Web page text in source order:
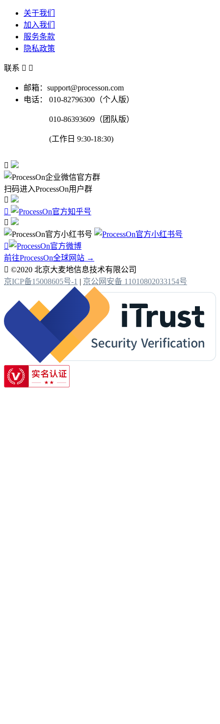
关于我们
加入我们
服务条款
隐私政策
联系  
邮箱：support@processon.com
电话：
010-82796300（个人版）
010-86393609（团队版）
(工作日 9:30-18:30)

扫码进入ProcessOn用户群




前往ProcessOn全球网站 →
 ©2020 北京大麦地信息技术有限公司
京ICP备15008605号-1 | 京公网安备 11010802033154号